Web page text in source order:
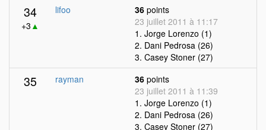
34
+3 ▲
lifoo 36 points
23 juillet 2011 à 11:17
1. Jorge Lorenzo (1)
2. Dani Pedrosa (26)
3. Casey Stoner (27)
35 rayman 36 points
23 juillet 2011 à 11:39
1. Jorge Lorenzo (1)
2. Dani Pedrosa (26)
3. Casey Stoner (27)